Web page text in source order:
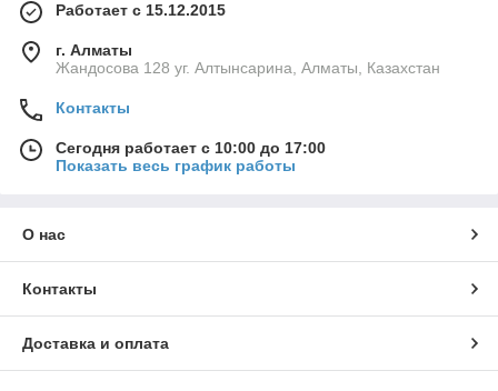
Работает с 15.12.2015
г. Алматы
Жандосова 128 уг. Алтынсарина, Алматы, Казахстан
Контакты
Сегодня работает с 10:00 до 17:00
Показать весь график работы
О нас
Контакты
Доставка и оплата